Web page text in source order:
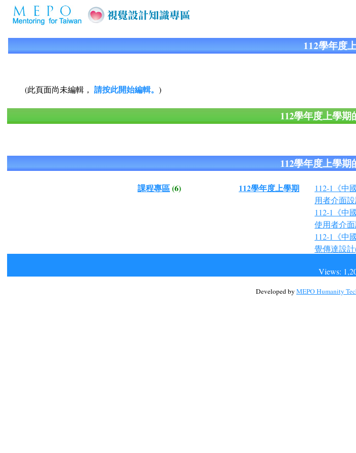
112學年度
(此頁面尚未編輯， 請按此開始編輯。 )
112學年度上學期
112學年度上學期
課程專區(6) 112學年度上學期
112-1《中
用者介面
112-1《中
使用者介
112-1《中
覺傳達設
Views:
Developed by MEPO Humanity